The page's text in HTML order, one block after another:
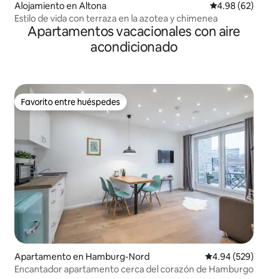
Alojamiento en Altona Calificación
4.98 (62)
Estilo de vida con terraza en la azotea y chimenea
Apartamentos vacacionales con aire
acondicionado
Favorito entre huéspedes
Favorito entre huéspedes
Apartamento en Hamburg-Nord Calificación
4.94 (529)
Encantador apartamento cerca del corazón de Hamburgo